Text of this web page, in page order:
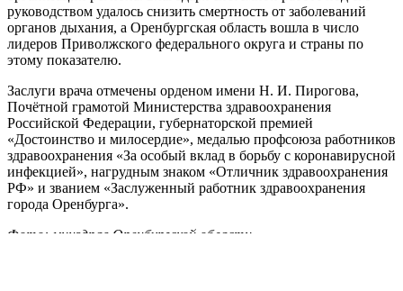
руководством удалось снизить смертность от заболеваний
органов дыхания, а Оренбургская область вошла в число
лидеров Приволжского федерального округа и страны по
этому показателю.
Заслуги врача отмечены орденом имени Н. И. Пирогова,
Почётной грамотой Министерства здравоохранения
Российской Федерации, губернаторской премией
«Достоинство и милосердие», медалью профсоюза работников
здравоохранения «За особый вклад в борьбу с коронавирусной
инфекцией», нагрудным знаком «Отличник здравоохранения
РФ» и званием «Заслуженный работник здравоохранения
города Оренбурга».
Фото: минздрав Оренбургской области